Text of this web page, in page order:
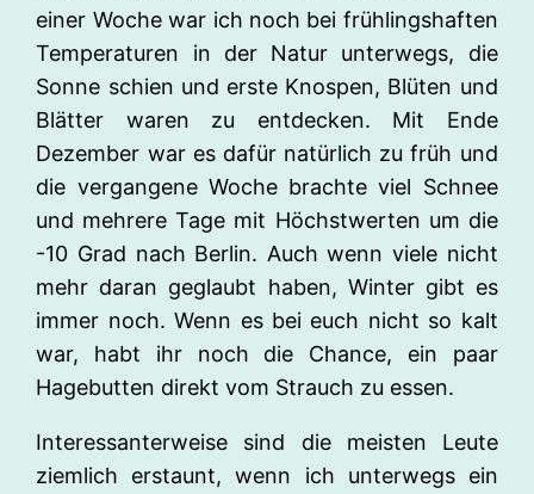
einer Woche war ich noch bei frühlingshaften
Temperaturen in der Natur unterwegs, die
Sonne schien und erste Knospen, Blüten und
Blätter waren zu entdecken. Mit Ende
Dezember war es dafür natürlich zu früh und
die vergangene Woche brachte viel Schnee
und mehrere Tage mit Höchstwerten um die
-10 Grad nach Berlin. Auch wenn viele nicht
mehr daran geglaubt haben, Winter gibt es
immer noch. Wenn es bei euch nicht so kalt
war, habt ihr noch die Chance, ein paar
Hagebutten direkt vom Strauch zu essen.
Interessanterweise sind die meisten Leute
ziemlich erstaunt, wenn ich unterwegs ein